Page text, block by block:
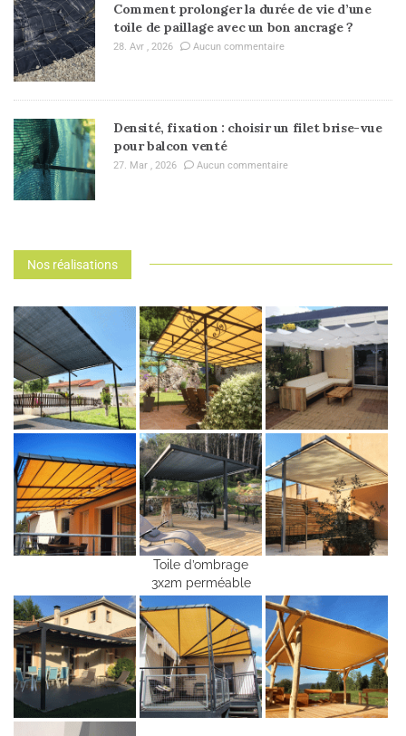
Comment prolonger la durée de vie d’une
toile de paillage avec un bon ancrage ?
28. Avr , 2026 Aucun commentaire
Densité, fixation : choisir un filet brise-vue
pour balcon venté
27. Mar , 2026 Aucun commentaire
Nos réalisations
Toile d’ombrage
3x2m perméable